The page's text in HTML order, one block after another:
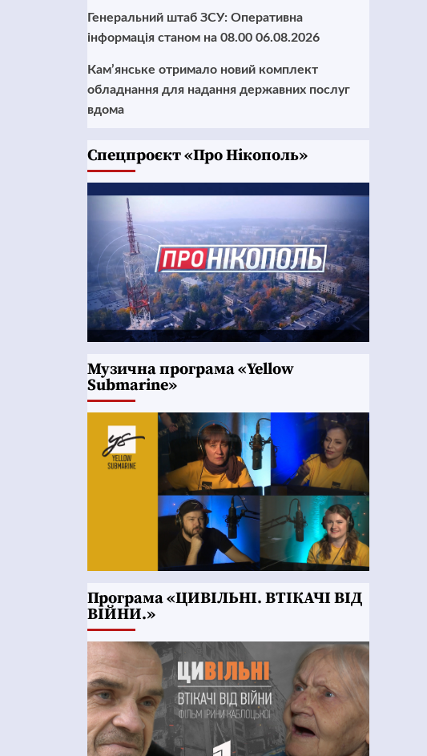
Генеральний штаб ЗСУ: Оперативна
інформація станом на 08.00 06.08.2026
Кам’янське отримало новий комплект
обладнання для надання державних послуг
вдома
Cпецпроєкт «Про Нікополь»
Музична програма «Yellow
Submarine»
Програма «ЦИВІЛЬНІ. ВТІКАЧІ ВІД
ВІЙНИ.»